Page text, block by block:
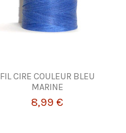
FIL CIRE COULEUR BLEU
MARINE
8,99 €